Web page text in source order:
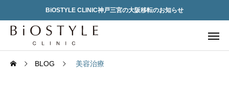
BiOSTYLE CLINIC神戸三宮の大阪移転のお知らせ
BLOG 美容治療